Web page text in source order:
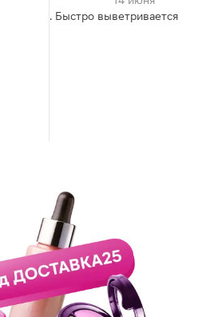
. Быстро выветривается